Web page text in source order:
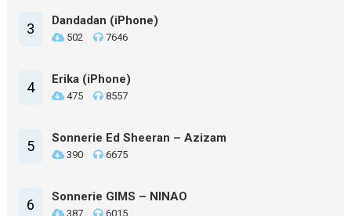
3 Dandadan (iPhone)
502 7646
4 Erika (iPhone)
475 8557
5 Sonnerie Ed Sheeran – Azizam
390 6675
6 Sonnerie GIMS – NINAO
387 6015